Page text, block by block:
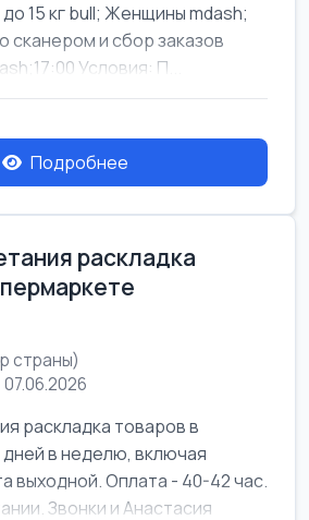
15 кг bull; Женщины mdash;
сканером и сбор заказов
Условия: П...
Подробнее
раскладка
страны)
раскладка товаров в
в неделю, включая
выходной. Оплата - 40-42 час.
Звонки и Анастасия